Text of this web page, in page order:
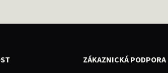
ZÁKAZNICKÁ PODPORA